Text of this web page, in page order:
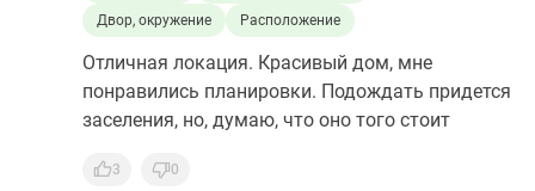
Двор, окружение
Расположение
Отличная локация. Красивый дом, мне
понравились планировки. Подождать придется
заселения, но, думаю, что оно того стоит
3 0